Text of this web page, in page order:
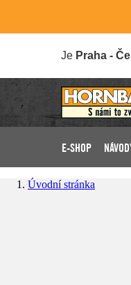
Je Praha -
E-SHOP
Úvodní stránka